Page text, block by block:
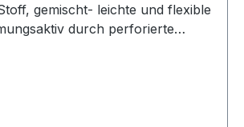
gemischt- leichte und flexible
durch perforierte